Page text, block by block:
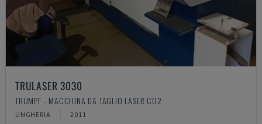
TRULASER 3030
TRUMPF - MACCHINA DA TAGLIO LASER CO2
UNGHERIA 2011